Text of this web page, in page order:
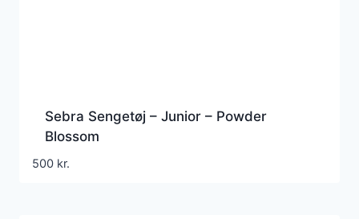
Sebra Sengetøj – Junior – Powder
Blossom
500 kr.